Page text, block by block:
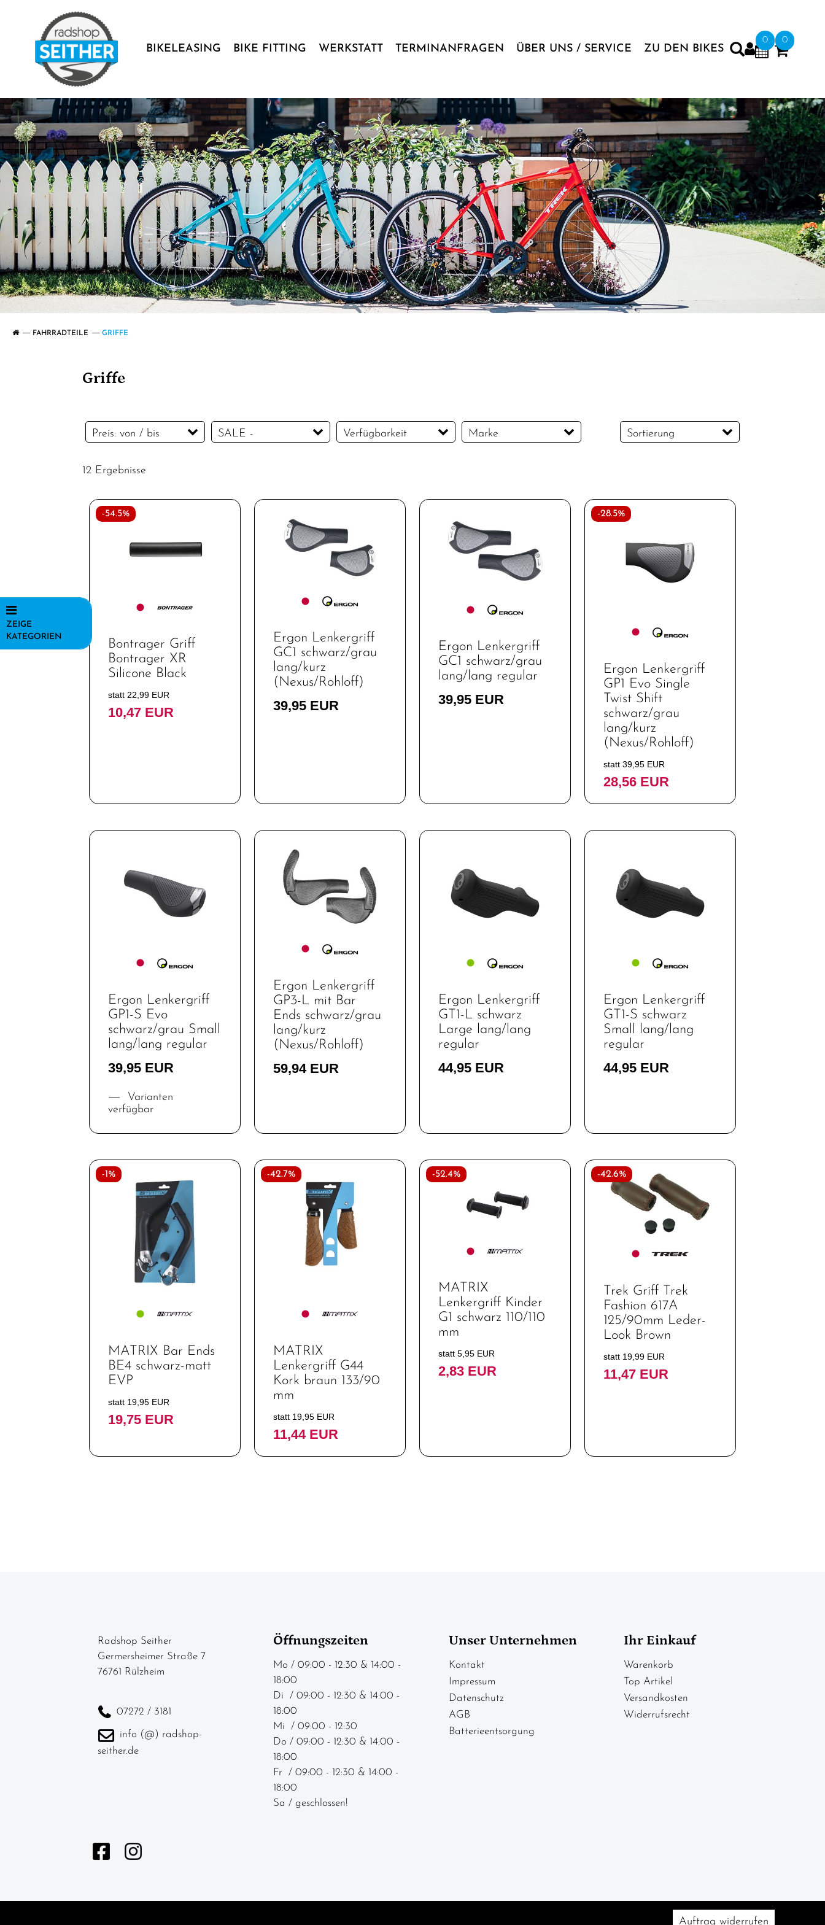
BIKELEASING BIKE FITTING WERKSTATT TERMINANFRAGEN ÜBER UNS / SERVICE ZU DEN BIKES
0 0
FAHRRADTEILE GRIFFE
ZEIGE
KATEGORIEN
Griffe
Sortierung
Preis: von / bis
EUR
SALE -
Verfügbarkeit Marke
12 Ergebnisse
-54.5%
Bontrager Griff
Bontrager XR
Silicone Black
statt 22,99 EUR
10,47 EUR
Ergon Lenkergriff
GC1 schwarz/grau
lang/kurz
(Nexus/Rohloff)
39,95 EUR
Ergon Lenkergriff
GC1 schwarz/grau
lang/lang regular
39,95 EUR
-28.5%
Ergon Lenkergriff
GP1 Evo Single
Twist Shift
schwarz/grau
lang/kurz
(Nexus/Rohloff)
statt 39,95 EUR
28,56 EUR
Ergon Lenkergriff
GP1-S Evo
schwarz/grau Small
lang/lang regular
39,95 EUR
Varianten
verfügbar
Ergon Lenkergriff
GP3-L mit Bar
Ends schwarz/grau
lang/kurz
(Nexus/Rohloff)
59,94 EUR
Ergon Lenkergriff
GT1-L schwarz
Large lang/lang
regular
44,95 EUR
Ergon Lenkergriff
GT1-S schwarz
Small lang/lang
regular
44,95 EUR
-1%
MATRIX Bar Ends
BE4 schwarz-matt
EVP
statt 19,95 EUR
19,75 EUR
-42.7%
MATRIX
Lenkergriff G44
Kork braun 133/90
mm
statt 19,95 EUR
11,44 EUR
-52.4%
MATRIX
Lenkergriff Kinder
G1 schwarz 110/110
mm
statt 5,95 EUR
2,83 EUR
-42.6%
Trek Griff Trek
Fashion 617A
125/90mm Leder-
Look Brown
statt 19,99 EUR
11,47 EUR
Radshop Seither
Germersheimer Straße 7
76761 Rülzheim
07272 / 3181
info (@) radshop-
seither.de
Öffnungszeiten
Mo / 09:00 - 12:30 & 14:00 -
18:00
Di / 09:00 - 12:30 & 14:00 -
18:00
Mi / 09:00 - 12:30
Do / 09:00 - 12:30 & 14:00 -
18:00
Fr / 09:00 - 12:30 & 14:00 -
18:00
Sa / geschlossen!
Unser Unternehmen
Kontakt
Impressum
Datenschutz
AGB
Batterieentsorgung
Ihr Einkauf
Warenkorb
Top Artikel
Versandkosten
Widerrufsrecht
Auftrag widerrufen